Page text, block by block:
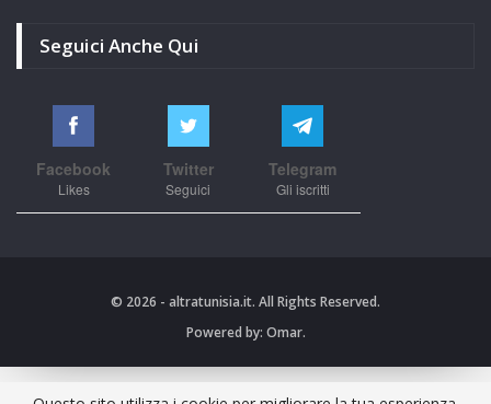
Seguici Anche Qui
Facebook
Likes
Twitter
Seguici
Telegram
Gli iscritti
© 2026 - altratunisia.it. All Rights Reserved.
Powered by: Omar.